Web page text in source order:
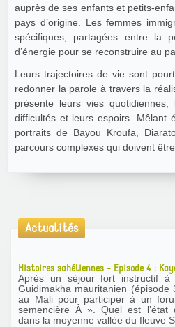
auprès de ses enfants et petits-
pays d’origine. Les femmes
spécifiques, partagées entre la
d’énergie pour se reconstruire au
Leurs trajectoires de vie sont
redonner la parole à travers la
présente leurs vies
difficultés et leurs espoirs. Mêlant
portraits de Bayou Kroufa,
parcours complexes qui doivent
Actualités
Histoires sahéliennes - Episode 4 :
Après un séjour fort instructif
Guidimakha mauritanien
au Mali pour participer à un
semencière Â ». Quel est l’état des systèmes semenciers
dans la moyenne vallée du fleuve